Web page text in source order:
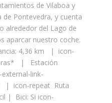
de Vilaboa y
de Pontevedra, y cuenta
alrededor del Lago de
aparcar nuestro coche.
4,36 km | icon-
| Estación
link-
| icon-repeat Ruta
| Bici: Si icon-